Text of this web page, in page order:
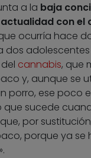
a la baja
con el
ocurría hace
dos
cannabis, que
y, aunque se
porro, ese poco
que sucede
por
porque ya se